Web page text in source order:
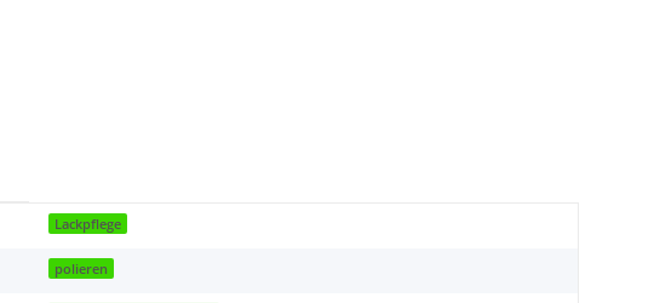
Lackpflege
polieren